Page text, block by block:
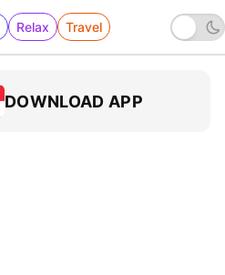
Relax Travel
DOWNLOAD APP